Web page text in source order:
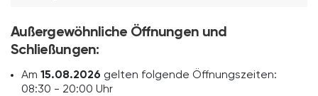
Außergewöhnliche Öffnungen und
Schließungen:
Am 15.08.2026 gelten folgende Öffnungszeiten:
08:30 - 20:00 Uhr